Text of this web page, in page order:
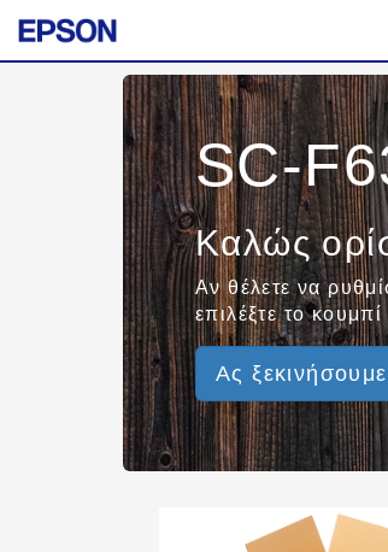
SC-
Καλώς
Αν θέλετε να
επιλέξτε το
Ας